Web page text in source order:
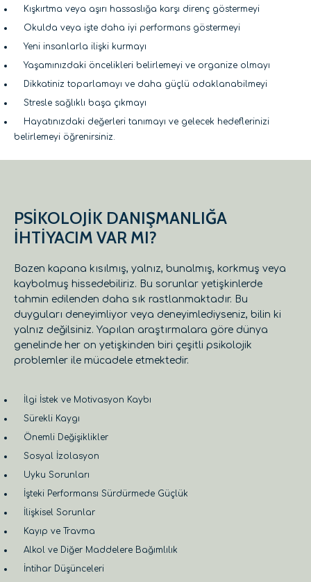
Kışkırtma veya aşırı hassaslığa karşı direnç göstermeyi
Okulda veya işte daha iyi performans göstermeyi
Yeni insanlarla ilişki kurmayı
Yaşamınızdaki öncelikleri belirlemeyi ve organize olmayı
Dikkatiniz toparlamayı ve daha güçlü odaklanabilmeyi
Stresle sağlıklı başa çıkmayı
Hayatınızdaki değerleri tanımayı ve gelecek hedeflerinizi
belirlemeyi öğrenirsiniz.
PSİKOLOJİK DANIŞMANLIĞA
İHTİYACIM VAR MI?
Bazen kapana kısılmış, yalnız, bunalmış, korkmuş veya
kaybolmuş hissedebiliriz. Bu sorunlar yetişkinlerde
tahmin edilenden daha sık rastlanmaktadır. Bu
duyguları deneyimliyor veya deneyimlediyseniz, bilin ki
yalnız değilsiniz. Yapılan araştırmalara göre dünya
genelinde her on yetişkinden biri çeşitli psikolojik
problemler ile mücadele etmektedir.
İlgi İstek ve Motivasyon Kaybı
Sürekli Kaygı
Önemli Değişiklikler
Sosyal İzolasyon
Uyku Sorunları
İşteki Performansı Sürdürmede Güçlük
İlişkisel Sorunlar
Kayıp ve Travma
Alkol ve Diğer Maddelere Bağımlılık
İntihar Düşünceleri